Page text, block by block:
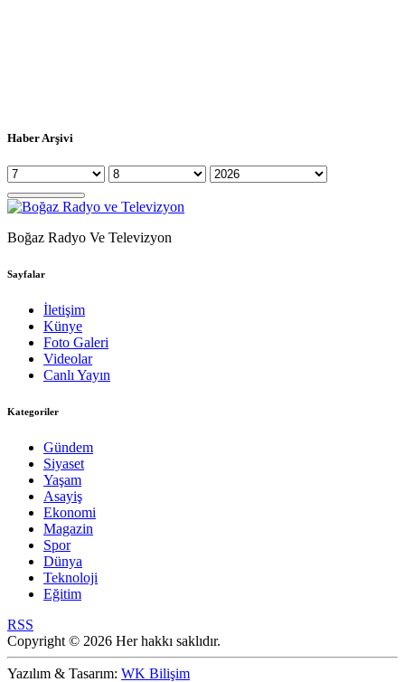
Haber Arşivi
Boğaz Radyo Ve Televizyon
Sayfalar
İletişim
Künye
Foto Galeri
Videolar
Canlı Yayın
Kategoriler
Gündem
Siyaset
Yaşam
Asayiş
Ekonomi
Magazin
Spor
Dünya
Teknoloji
Eğitim
RSS
Copyright © 2026 Her hakkı saklıdır.
Yazılım & Tasarım: WK Bilişim